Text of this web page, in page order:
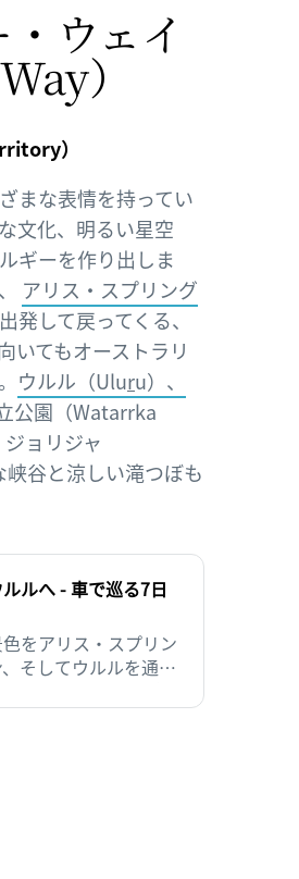
ウェイ​
）​
）
まな表情を持ってい
文化、明るい星空
ギーを作り出しま
アリス・スプリング
発して戻ってくる、
いてもオーストラリ
ウルル（Uluru）、
公園（Watarrka
ョリジャ
谷と涼しい滝つぼも
ルへ - 車で巡る7日
をアリス・スプリン
そしてウルルを通り
気のこのドライブ旅